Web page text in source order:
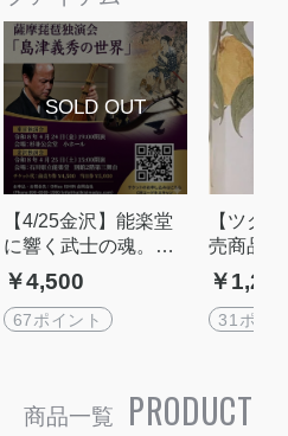
【4/25金沢】能楽堂
に響く武士の魂。薩
摩琵琶独演会「島津
義秀の世界」＠石川
県立能楽堂別館
￥4,500
67ポイント
【ツク
売商品
て美味
ず
￥
31ポイ
PRODUCT
商品一覧